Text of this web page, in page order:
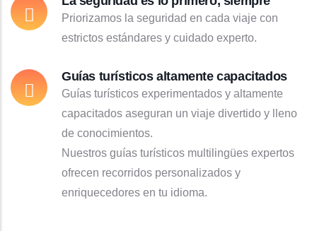
Priorizamos la seguridad en cada viaje con
estrictos estándares y cuidado experto.
Guías turísticos altamente capacitados
Guías turísticos experimentados y altamente
capacitados aseguran un viaje divertido y lleno
de conocimientos.
Nuestros guías turísticos multilingües expertos
ofrecen recorridos personalizados y
enriquecedores en tu idioma.